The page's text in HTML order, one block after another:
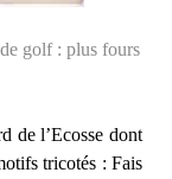
golf : plus fours
de l’Ecosse dont
tricotés : Fais